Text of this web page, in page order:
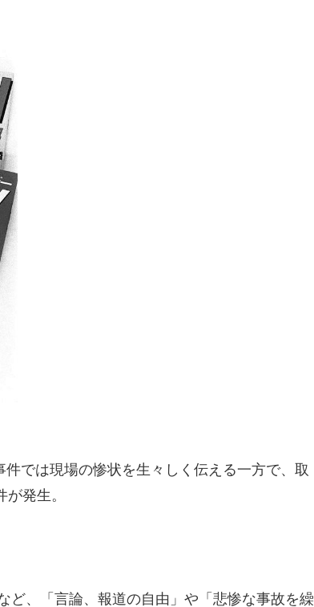
では現場の惨状を生々しく伝える一方で、取
発生。
ど、「言論、報道の自由」や「悲惨な事故を繰